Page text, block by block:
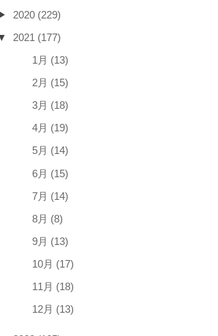
2020 (229)
2021 (177)
1月 (13)
2月 (15)
3月 (18)
4月 (19)
5月 (14)
6月 (15)
7月 (14)
8月 (8)
9月 (13)
10月 (17)
11月 (18)
12月 (13)